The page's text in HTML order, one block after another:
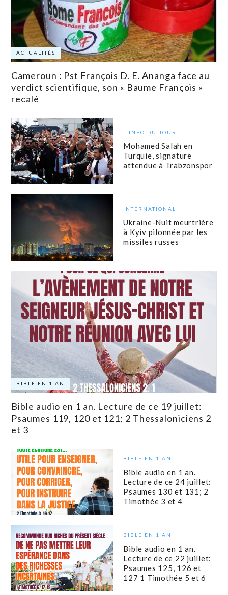
ACTUALITÉS
Cameroun : Pst François D. E. Ananga face au
verdict scientifique, son « Baume François »
recalé
L'INFO DU JOUR
Mohamed Salah en
Turquie, signature
attendue à Trabzonspor
INTERNATIONAL
Ukraine-Nuit meurtrière
à Kyiv pilonnée par les
missiles russes
BIBLE EN 1 AN
Bible audio en 1 an. Lecture de ce 19 juillet:
Psaumes 119, 120 et 121; 2 Thessaloniciens 2
et 3
BIBLE EN 1 AN
Bible audio en 1 an.
Lecture de ce 24 juillet:
Psaumes 130 et 131; 2
Timothée 3 et 4
BIBLE EN 1 AN
Bible audio en 1 an.
Lecture de ce 22 juillet:
Psaumes 125, 126 et
127 1 Timothée 5 et 6